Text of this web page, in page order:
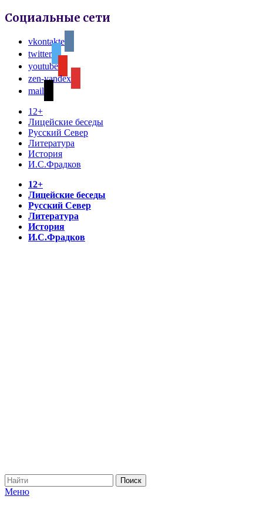
Социальные сети
vkontakte
twitter
youtube
zen-yandex
mail
12+
Лицейские беседы
Русский Север
Литература
История
И.С.Фрадков
12+
Лицейские беседы
Русский Север
Литература
История
И.С.Фрадков
Меню